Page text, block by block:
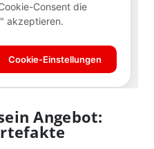
Angebot: